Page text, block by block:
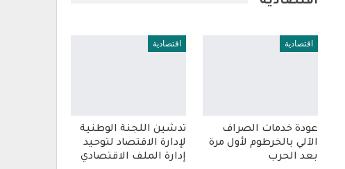
اقتصادية
عودة خدمات الصراف
الآلي بالخرطوم لأول مرة
بعد الحرب
اقتصادية
تدشين اللجنة الوطنية
لإدارة الاقتصاد لتوحيد
إدارة الملف الاقتصادي